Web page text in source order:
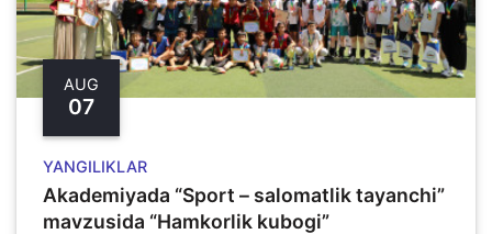
AUG
07
YANGILIKLAR
Akademiyada “Sport – salomatlik tayanchi”
mavzusida “Hamkorlik kubogi”